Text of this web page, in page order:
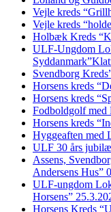
Vejle kreds
Vejle kreds
Holbæk Kreds
ULF-Ungdom
Svendborg
Horsens kreds
Horsens kreds
Fodboldgolf
Horsens kreds
Hyggeaften med
ULF 30 års
Assens,
Andersens Hus”
ULF-ungdom
Horsens”
Horsens Kreds